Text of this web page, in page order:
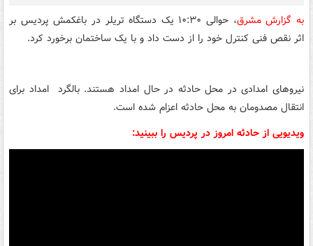
به گزارش مشرق
، حوالی ۱۰:۳۰ یک دستگاه تریلر در باغکمش پردیس بر
اثر نقص فنی کنترل خود را از دست داد و با یک ساختمان برخورد کرد.
نیروهای امدادی در محل حادثه در حال امداد هستند. بالگرد امداد برای
انتقال مصدومان به محل حادثه اعزام شده است.
ویدیویی از حادثه امروز در پردیس را ببینید: